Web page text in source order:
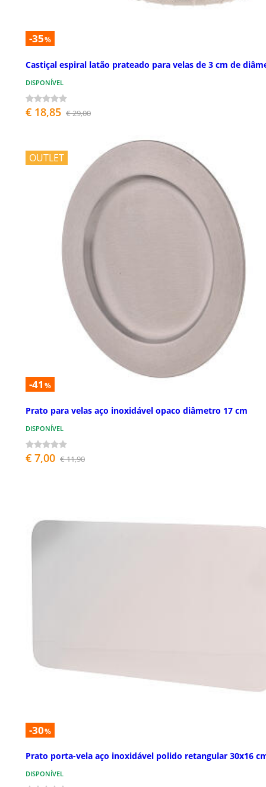
-35%
Castiçal espiral latão prateado para velas de 3 cm de
DISPONÍVEL
€ 18,85 € 29,00
OUTLET
-41 %
Prato para velas aço inoxidável opaco diâmetro 17 cm
DISPONÍVEL
€ 7,00 € 11,90
-30%
Prato porta-vela aço inoxidável polido retangular 30x16
DISPONÍVEL